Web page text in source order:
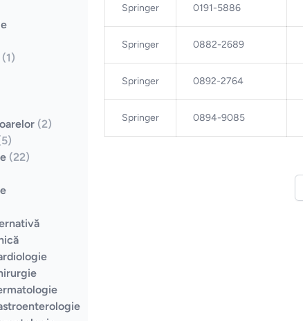
(1)
(2)
(22)
Springer 0191-5886
Springer 0882-2689
Springer 0892-2764
Springer 0894-9085